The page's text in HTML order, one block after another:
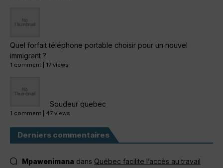
Quel forfait téléphone portable choisir pour un nouvel
immigrant ?
1 comment 17 views
Soudeur quebec
1 comment 47 views
Derniers commentaires
Mpawenimana dans Québec facilite l’accès au travail